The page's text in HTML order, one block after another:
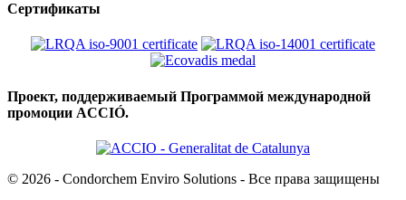
Сертификаты
Проект, поддерживаемый Программой международной
промоции ACCIÓ.
© 2026 - Condorchem Enviro Solutions - Все права защищены